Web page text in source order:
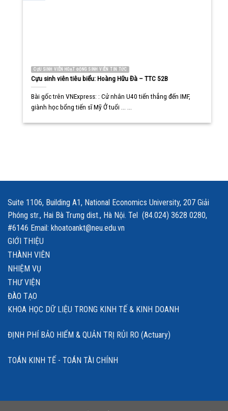
CỰU SINH VIÊN HOẠT ĐỘNG SINH VIÊN TIN TỨC
Cựu sinh viên tiêu biểu: Hoàng Hữu Đà – TTC 52B
Bài gốc trên VNExpress: : Cử nhân U40 tiến thẳng đến IMF,
giành học bổng tiến sĩ Mỹ Ở tuổi ... ...
Suite 1106, Building A1, National Economics University, 207 Giải
Phóng str., Hai Bà Trưng dist., Hà Nội. Tel (84.024) 3628 0280,
#6146 Email: khoatoankt@neu.edu.vn
GIỚI THIỆU
THÀNH VIÊN
NHIỆM VỤ
THƯ VIỆN
ĐÀO TẠO
KHOA HỌC DỮ LIỆU TRONG KINH TẾ & KINH DOANH
ĐỊNH PHÍ BẢO HIỂM & QUẢN TRỊ RỦI RO (Actuary)
TOÁN KINH TẾ - TOÁN TÀI CHÍNH